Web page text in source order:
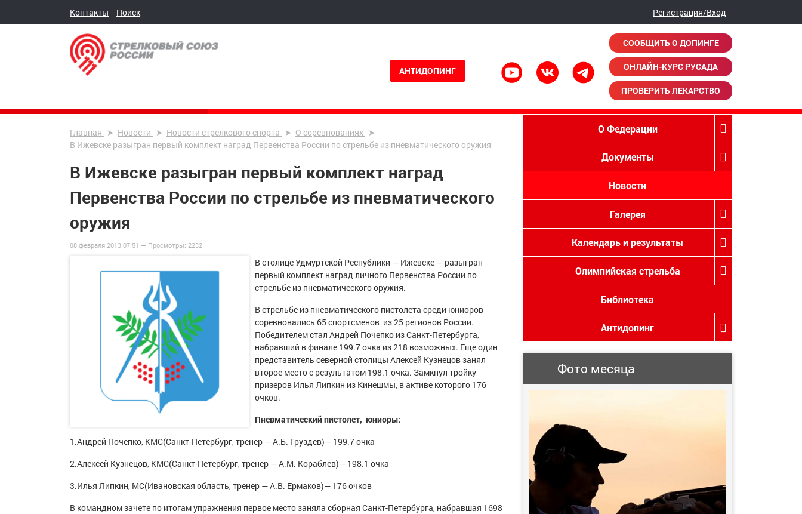
Контакты Поиск Регистрация/Вход
АНТИДОПИНГ
СООБЩИТЬ О ДОПИНГЕ
ОНЛАЙН-КУРС РУСАДА
ПРОВЕРИТЬ ЛЕКАРСТВО
Главная Новости Новости стрелкового спорта
О соревнованиях
В Ижевске разыгран первый комплект наград Первенства России по стрельбе из пневматического оружия
В Ижевске разыгран первый комплект наград
Первенства России по стрельбе из пневматического
оружия
08 февраля 2013 07:51 — Просмотры: 2232
В столице Удмуртской Республики — Ижевске — разыгран
первый комплект наград личного Первенства России по
стрельбе из пневматического оружия.
В стрельбе из пневматического пистолета среди юниоров
соревновались 65 спортсменов из 25 регионов России.
Победителем стал Андрей Почепко из Санкт-Петербурга,
набравший в финале 199.7очка из 218 возможных. Еще один
представитель северной столицы Алексей Кузнецов занял
второе место с результатом 198.1 очка. Замкнул тройку
призеров Илья Липкин из Кинешмы, в активе которого 176
очков.
Пневматический пистолет, юниоры:
1.Андрей Почепко, КМС(Санкт-Петербург, тренер — А.Б. Груздев)— 199.7очка
2.Алексей Кузнецов, КМС(Санкт-Петербург, тренер — А.М. Кораблев)— 198.1 очка
3.Илья Липкин, МС(Ивановская область, тренер — А.В. Ермаков)— 176очков
В командном зачете по итогам упражнения первое место заняла сборная Санкт-Петербурга, набравшая 1698
О Федерации
Документы
Новости
Галерея
Календарь и результаты
Олимпийская стрельба
Библиотека
Антидопинг
Фото месяца